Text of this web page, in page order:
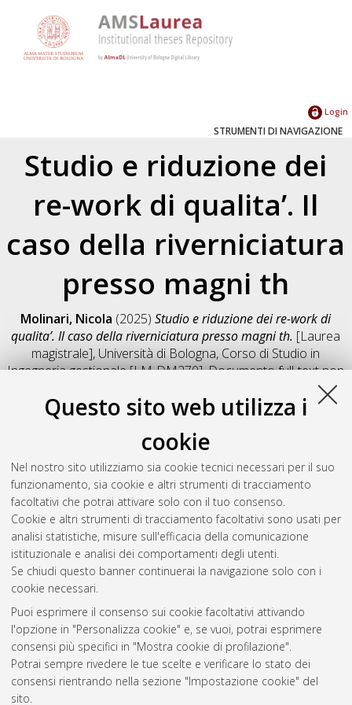
Questo sito web utilizza i
cookie
Nel nostro sito utilizziamo sia cookie tecnici necessari per il suo
funzionamento, sia cookie e altri strumenti di tracciamento
facoltativi che potrai attivare solo con il tuo consenso.
Cookie e altri strumenti di tracciamento facoltativi sono usati per
analisi statistiche, misure sull'efficacia della comunicazione
istituzionale e analisi dei comportamenti degli utenti.
Se chiudi questo banner continuerai la navigazione solo con i
cookie necessari.
Puoi esprimere il consenso sui cookie facoltativi attivando
l'opzione in "Personalizza cookie" e, se vuoi, potrai esprimere
consensi più specifici in "Mostra cookie di profilazione".
Potrai sempre rivedere le tue scelte e verificare lo stato dei
consensi rientrando nella sezione "Impostazione cookie" del
sito.
Login
STRUMENTI DI NAVIGAZIONE
Studio e riduzione dei
re-work di qualita’. Il
caso della riverniciatura
presso magni th
Molinari, Nicola (2025)Studio e riduzione dei re-work di
qualita’. Il caso della riverniciatura presso magni th. [Laurea
magistrale], Università di Bologna, Corso di Studio in
Ingegneria gestionale [LM-DM270], Documento full-text non
Salva citazione
Condividi
Il full-text non è disponibile per scelta dell'autore. (
Abstract
Altri metadati
Gestione del documento:
Atom
Rss 1.0
Rss 2.0